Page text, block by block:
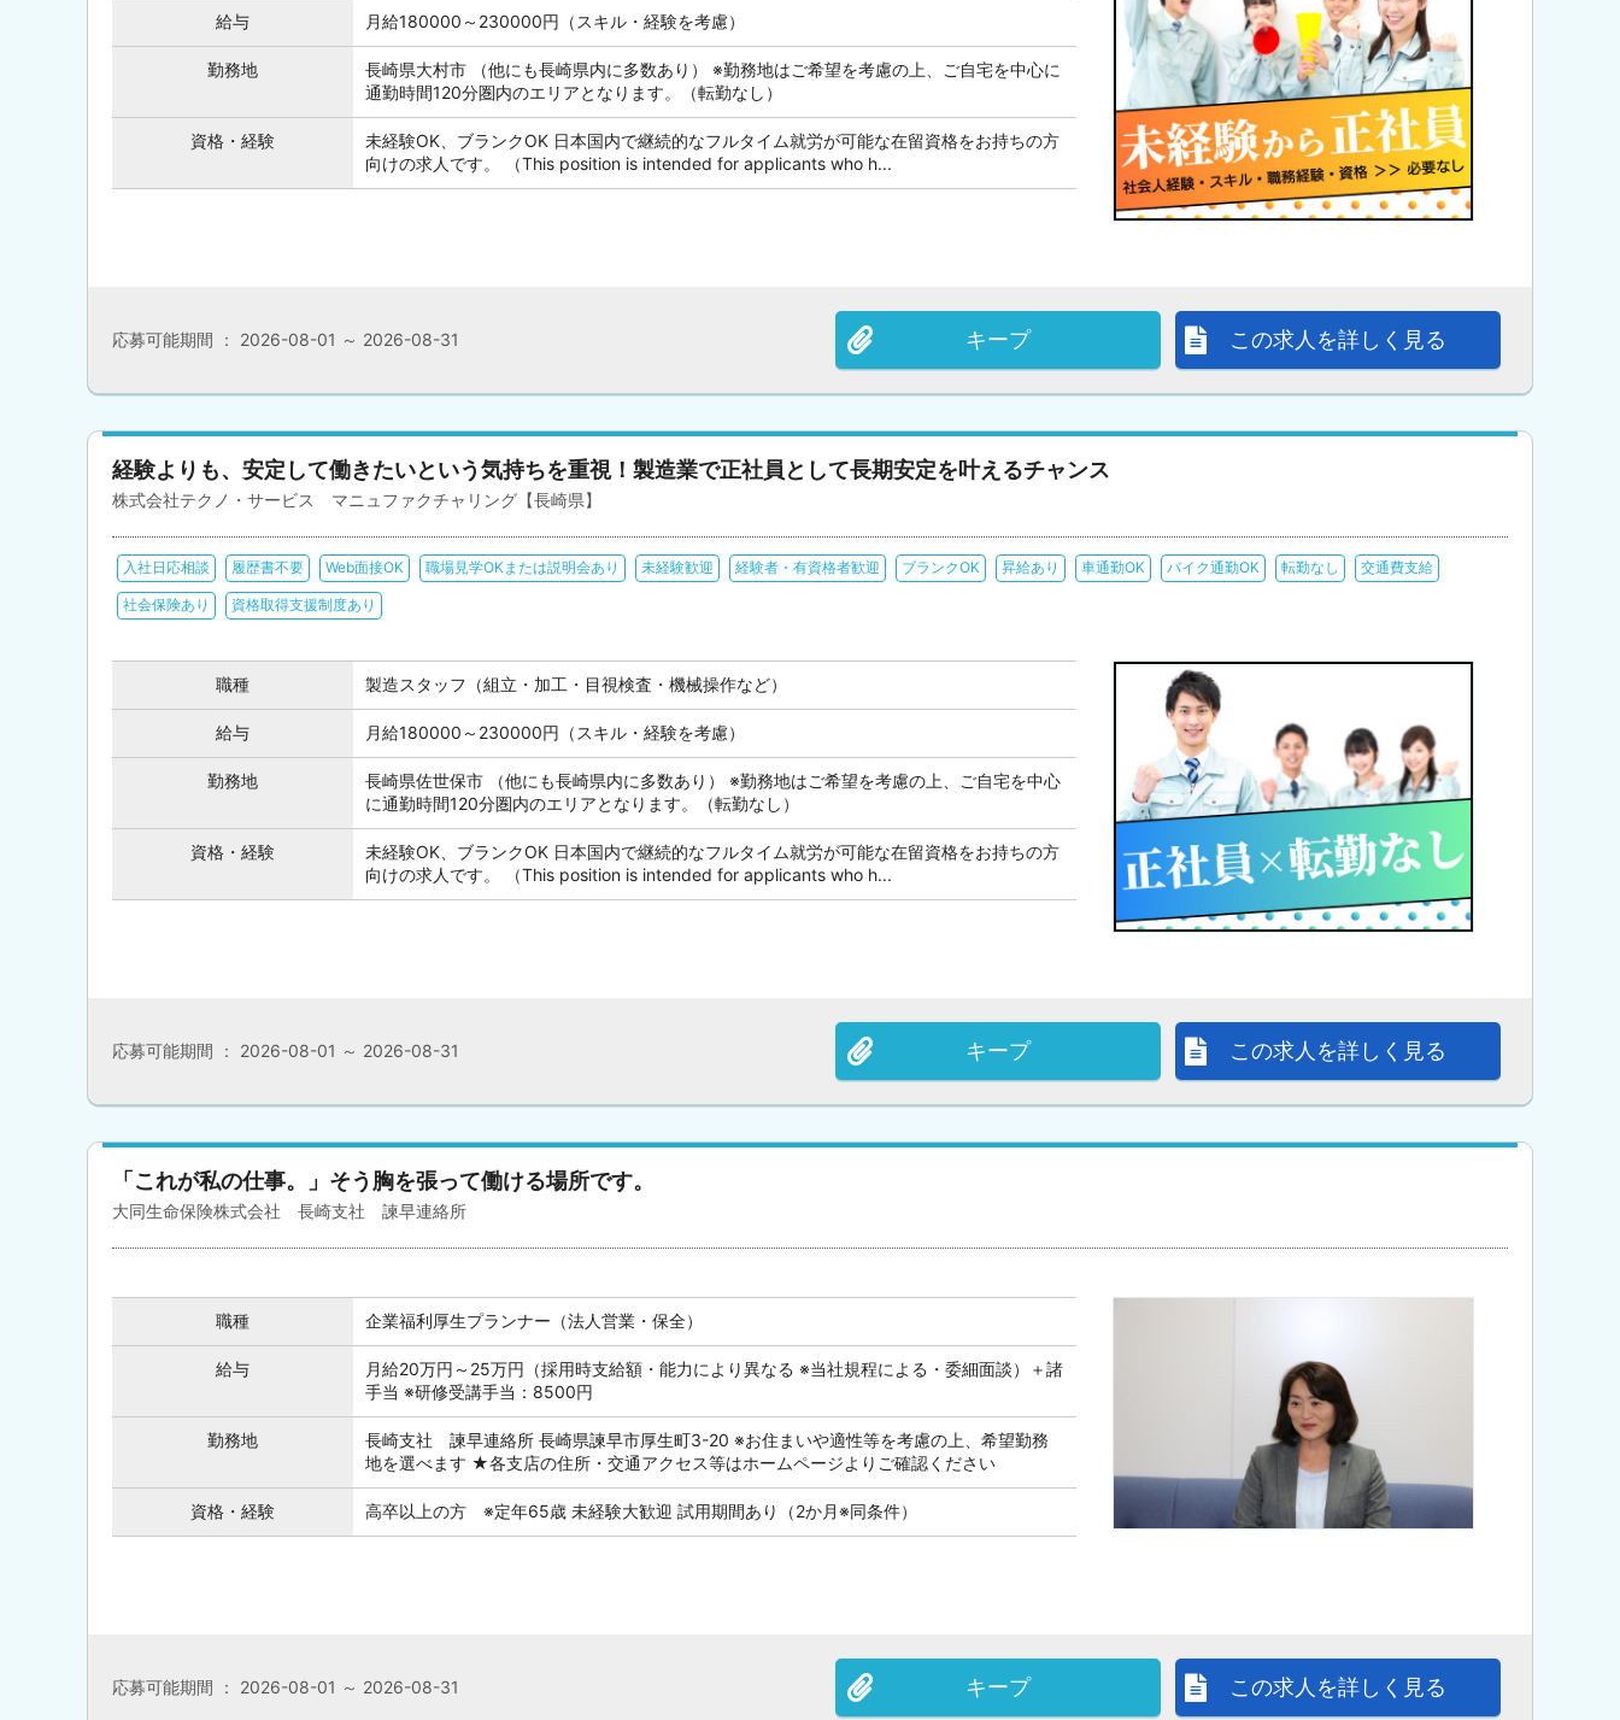
給与 月給180000～230000円（スキル・経験を考慮）
勤務地
長崎県大村市 （他にも長崎県内に多数あり） ※勤務地はご希望を考慮の上、ご自宅を中心に
通勤時間120分圏内のエリアとなります。（転勤なし）
資格・経験
未経験OK、ブランクOK 日本国内で継続的なフルタイム就労が可能な在留資格をお持ちの方
向けの求人です。 （This position is intended for applicants who h...
この求人を詳しく見る
キープ
応募可能期間 ： 2026-08-01 ～ 2026-08-31
経験よりも、安定して働きたいという気持ちを重視！製造業で正社員として長期安定を叶えるチャンス
株式会社テクノ・サービス マニュファクチャリング【長崎県】
入社日応相談 履歴書不要 Web面接OK 職場見学OKまたは説明会あり 未経験歓迎 経験者・有資格者歓迎 ブランクOK 昇給あり 車通勤OK バイク通勤OK 転勤なし 交通費支給
社会保険あり 資格取得支援制度あり
職種 製造スタッフ（組立・加工・目視検査・機械操作など）
給与 月給180000～230000円（スキル・経験を考慮）
勤務地
長崎県佐世保市 （他にも長崎県内に多数あり） ※勤務地はご希望を考慮の上、ご自宅を中心
に通勤時間120分圏内のエリアとなります。（転勤なし）
資格・経験
未経験OK、ブランクOK 日本国内で継続的なフルタイム就労が可能な在留資格をお持ちの方
向けの求人です。 （This position is intended for applicants who h...
この求人を詳しく見る
キープ
応募可能期間 ： 2026-08-01 ～ 2026-08-31
「これが私の仕事。」そう胸を張って働ける場所です。
大同生命保険株式会社 長崎支社 諫早連絡所
職種 企業福利厚生プランナー（法人営業・保全）
給与
月給20万円～25万円（採用時支給額・能力により異なる ※当社規程による・委細面談）＋諸
手当 ※研修受講手当：8500円
勤務地
長崎支社 諫早連絡所 長崎県諫早市厚生町3-20 ※お住まいや適性等を考慮の上、希望勤務
地を選べます ★各支店の住所・交通アクセス等はホームページよりご確認ください
資格・経験 高卒以上の方 ※定年65歳 未経験大歓迎 試用期間あり（2か月※同条件）
この求人を詳しく見る
キープ
応募可能期間 ： 2026-08-01 ～ 2026-08-31